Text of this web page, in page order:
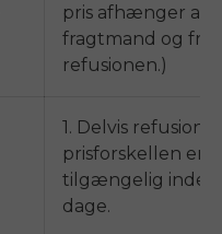
pris afhænger af
fragtmand og
refusionen.)
1. Delvis refusion
prisforskellen er
tilgængelig inden
dage.